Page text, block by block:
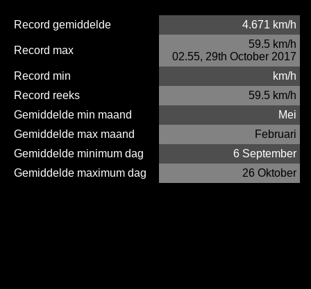
Record gemiddelde 4.671 km/h
Record max
59.5 km/h
02.55, 29th October 2017
Record min
km/h
Record reeks
59.5 km/h
Gemiddelde min maand
Mei
Gemiddelde max maand
Februari
Gemiddelde minimum dag
6 September
Gemiddelde maximum dag
26 Oktober